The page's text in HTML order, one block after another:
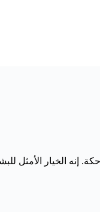
الخيار الأمثل